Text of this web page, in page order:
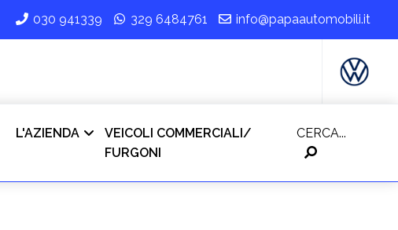
030 941339 329 6484761 info@papaautomobili.it
L'AZIENDA
VEICOLI COMMERCIALI/
FURGONI
CERCA...